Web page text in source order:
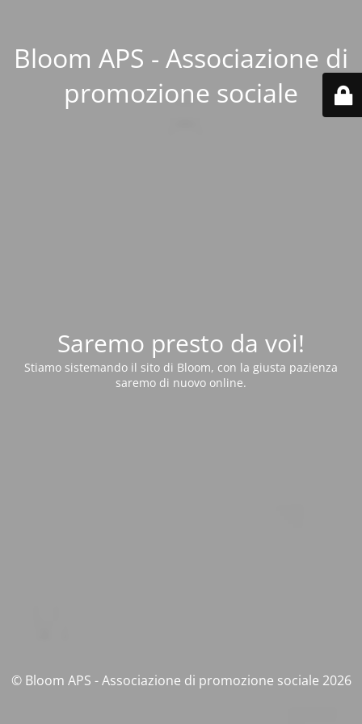
Bloom APS - Associazione di
promozione sociale
Saremo presto da voi!
Stiamo sistemando il sito di Bloom, con la giusta pazienza
saremo di nuovo online.
© Bloom APS - Associazione di promozione sociale 2026